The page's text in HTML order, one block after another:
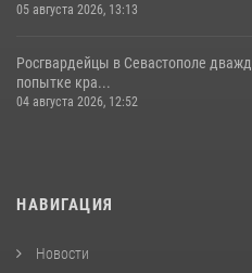
05 августа 2026, 13:13
Росгвардейцы в Севастополе
попытке кра...
04 августа 2026, 12:52
НАВИГАЦИЯ
Новости